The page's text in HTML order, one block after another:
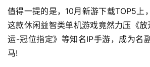
茶
原
创
值得一提的是，10月新游下载TOP5上
这款休闲益智类单机游戏竟然力压《
运-冠位指定》等知名IP手游，成为名
马!